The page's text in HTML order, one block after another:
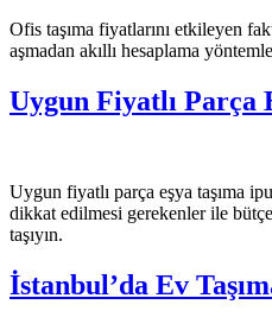
Ofis taşıma fiyatlarını etkileyen
aşmadan akıllı hesaplama
Uygun Fiyatlı Parça
Uygun fiyatlı parça eşya taşıma
dikkat edilmesi gerekenler ile
taşıyın.
İstanbul’da Ev